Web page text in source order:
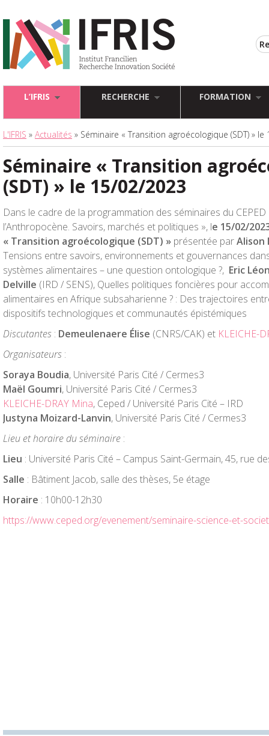
L’IFRIS RECHERCHE FORMATION
L'IFRIS » Actualités » Séminaire « Transition agroécologique (SDT) »
Séminaire « Transition
(SDT) » le 15/02/2023
Dans le cadre de la programmation des séminaires du
l’Anthropocène. Savoirs, marchés et politiques », le 15/02/
« Transition agroécologique (SDT) » présentée parAlison
Tensions entre savoirs, environnements et gouvernances
systèmes alimentaires – une question ontologique ?, Eric
Delville (IRD / SENS), Quelles politiques foncières pour
alimentaires en Afrique subsaharienne ? : Des trajectoires
dispositifs technologiques et communautés épistémiques
Discutantes : Demeulenaere Élise (CNRS/CAK) et KLEICHE-
Organisateurs :
Soraya Boudia, Université Paris Cité / Cermes3
Maël Goumri, Université Paris Cité / Cermes3
KLEICHE-DRAY Mina, Ceped / Université Paris Cité – IRD
Justyna Moizard-Lanvin, Université Paris Cité / Cermes3
Lieu et horaire du séminaire :
Lieu : Université Paris Cité – Campus Saint-Germain, 45, rue
Salle : Bâtiment Jacob, salle des thèses, 5e étage
Horaire : 10h00-12h30
https://www.ceped.org/evenement/seminaire-science-et-